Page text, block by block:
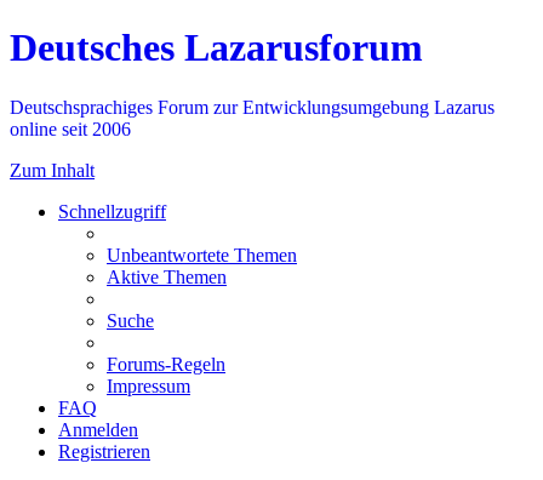
Deutsches Lazarusforum
Deutschsprachiges Forum zur Entwicklungsumgebung Lazarus
online seit 2006
Zum Inhalt
Schnellzugriff
Unbeantwortete Themen
Aktive Themen
Suche
Forums-Regeln
Impressum
FAQ
Anmelden
Registrieren